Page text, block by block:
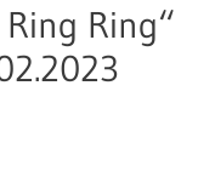
Ring“